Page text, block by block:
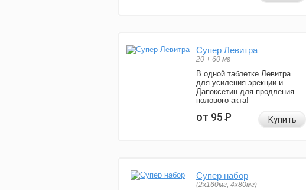
Супер Левитра
20 + 60 мг
В одной таблетке Левитра
для усиления эрекции и
Дапоксетин для продления
полового акта!
от 95Р Купить
Супер набор
(2х160мг, 4х80мг)